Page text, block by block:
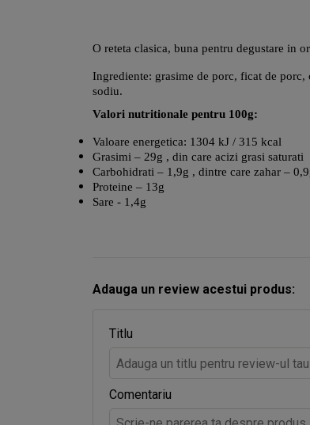
O reteta clasica, buna pentru degustare in
Ingrediente: grasime de porc, ficat de
sodiu.
Valori nutritionale pentru 100g:
Valoare energetica: 1304 kJ / 315 kcal
Grasimi – 29g , din care acizi grasi saturati
Carbohidrati – 1,9g , dintre care zahar –
Proteine – 13g
Sare - 1,4g
Adauga un review acestui produs:
Titlu
Comentariu